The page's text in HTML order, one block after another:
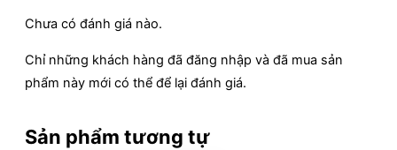
Chưa có đánh giá nào.
Chỉ những khách hàng đã đăng nhập và đã mua sản
phẩm này mới có thể để lại đánh giá.
Sản phẩm tương tự